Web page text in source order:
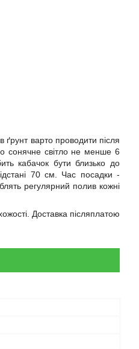
варто проводити після
сонячне світло не менше 6
кабачок бути близько до
70 см. Час посадки -
регулярний полив кожні
Доставка післяплатою